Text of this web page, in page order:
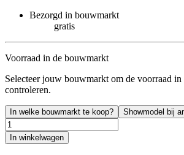
Bezorgd in bouwmarkt
gratis
Voorraad in de bouwmarkt
Selecteer jouw bouwmarkt om de voorraad
controleren.
In welke bouwmarkt te koop? Showmodel bij
In winkelwagen